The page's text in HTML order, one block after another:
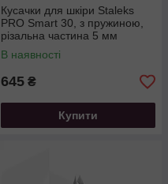
Кусачки для шкіри Staleks
PRO Smart 30, з пружиною,
різальна частина 5 мм
В наявності
645 ₴
Купити